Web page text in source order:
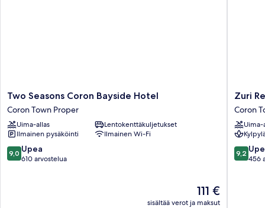
Two
Seasons
Coron
Bayside
Hotel
Coron
Town
Two Seasons Coron Bayside Hotel
Coron Town Proper
Uima-allas
Lentokenttäkuljetukset
Ilmainen pysäköinti
Ilmainen Wi-Fi
9.0
kautta
9,0 Upea
610 arvostelua
Hinta
on
111 €
sisältää verot ja maksut
Zuri
Resort
Coron
Town
Proper
Zuri
Coron
Uima-
9.2
kautta
9,2
456